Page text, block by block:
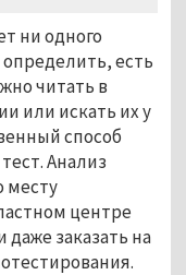
ни одного
есть
читать в
или искать их у
способ
Анализ
месту
центре
заказать на